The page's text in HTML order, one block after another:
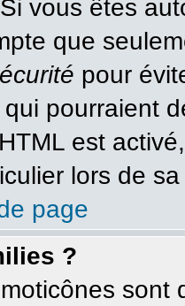
vous êtes
que
pour
pourraient
est
lors de
page
?